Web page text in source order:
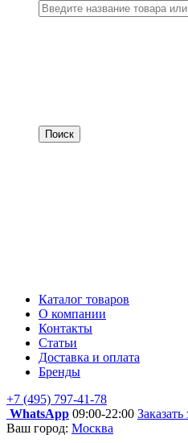
Каталог товаров
О компании
Контакты
Статьи
Доставка и оплата
Бренды
+7 (495) 797-41-78
WhatsApp 09:00-22:00
Ваш город: Москва